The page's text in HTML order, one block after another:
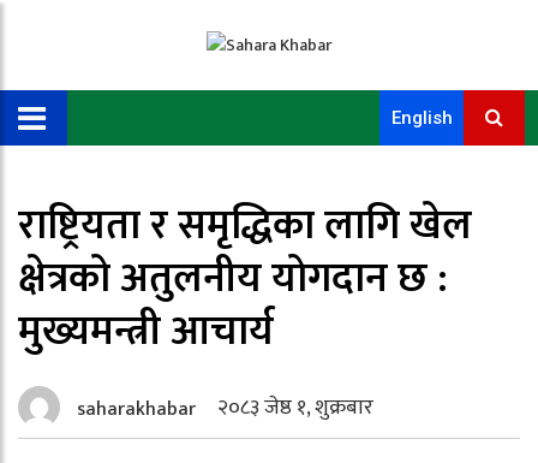
English
राष्ट्रियता र समृद्धिका लागि खेल
क्षेत्रको अतुलनीय योगदान छ :
मुख्यमन्त्री आचार्य
saharakhabar २०८३ जेष्ठ १, शुक्रबार